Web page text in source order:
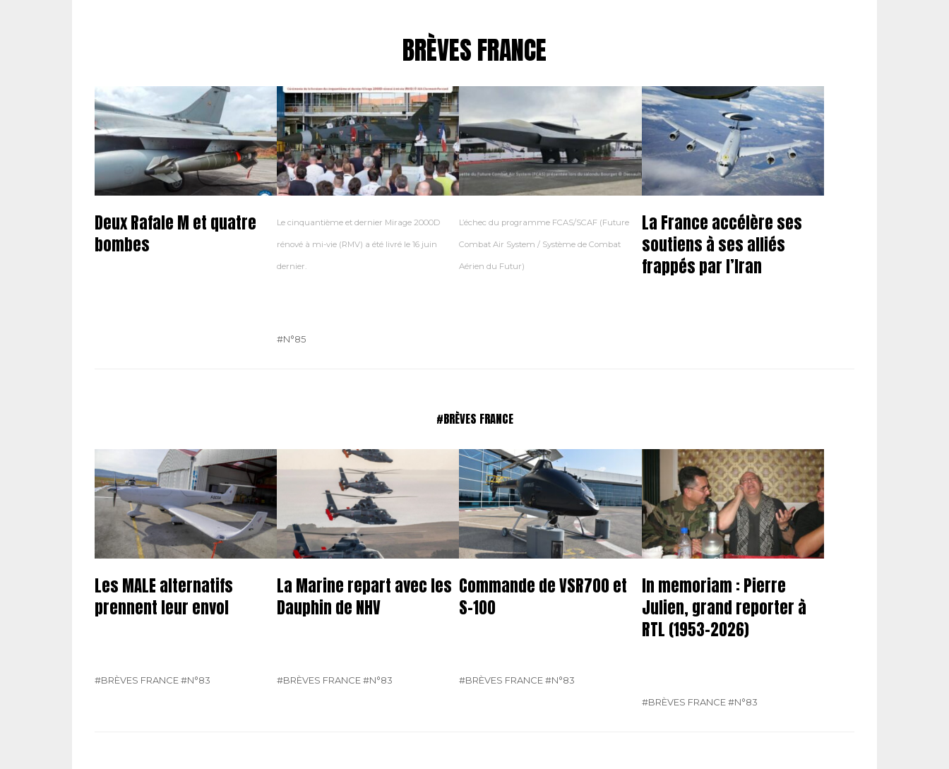
BRÈVES FRANCE
Deux Rafale M et quatre
bombes
Le cinquantième et dernier Mirage 2000D
rénové à mi-vie (RMV) a été livré le 16 juin
dernier.
#N°85
L’échec du programme FCAS/SCAF (Future
Combat Air System / Système de Combat
Aérien du Futur)
La France accélère ses
soutiens à ses alliés
frappés par l’Iran
#BRÈVES FRANCE
Les MALE alternatifs
prennent leur envol
#BRÈVES FRANCE#N°83
La Marine repart avec les
Dauphin de NHV
#BRÈVES FRANCE #N°83
Commande de VSR700 et
S-100
#BRÈVES FRANCE #N°83
In memoriam : Pierre
Julien, grand reporter à
RTL (1953-2026)
#BRÈVES FRANCE #N°83